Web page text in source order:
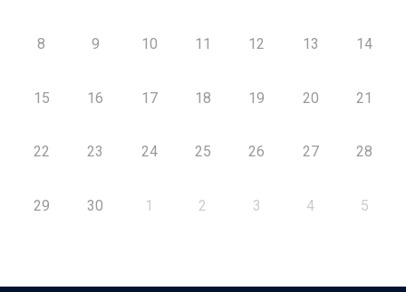
8 9 10 11 12 13 14
15 16 17 18 19 20 21
22 23 24 25 26 27 28
29 30 1 2 3 4 5